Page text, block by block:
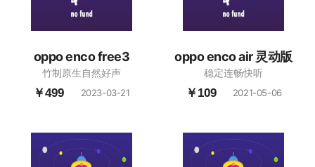
oppo enco free3
竹制原生自然好声
￥499 2023-03-21
oppo enco air 灵动版
稳定连畅快听
￥109 2021-05-06